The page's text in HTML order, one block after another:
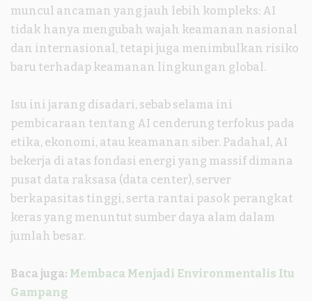
muncul ancaman yang jauh lebih kompleks: AI
tidak hanya mengubah wajah keamanan nasional
dan internasional, tetapi juga menimbulkan risiko
baru terhadap keamanan lingkungan global.
Isu ini jarang disadari, sebab selama ini
pembicaraan tentang AI cenderung terfokus pada
etika, ekonomi, atau keamanan siber. Padahal, AI
bekerja di atas fondasi energi yang massif dimana
pusat data raksasa (data center), server
berkapasitas tinggi, serta rantai pasok perangkat
keras yang menuntut sumber daya alam dalam
jumlah besar.
Baca juga: Membaca Menjadi Environmentalis Itu
Gampang